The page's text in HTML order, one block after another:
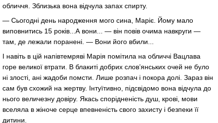
обличчя. Зблизька вона відчула запах спирту.
— Сьогодні день народження мого сина, Маріє. Йому мало
виповнитись 15 років...А вони... — він повів очима навкруги —
там, де лежали поранені. — Вони його вбили...
І навіть в цій напівтемряві Марія помітила на обличчі Вацлава
горе великої втрати. В блакиті добрих слов’янських очей не було
ні злості, ані жадоби помсти. Лише розпач і покора долі. Зараз він
сам був схожий на жертву. Інтуїтивно, підсвідомо вона відчула до
нього величезну довіру. Якась спорідненість душ, крові, мови
вселяла в жіноче серце впевненість свого захисту і безпеки її
дитини.